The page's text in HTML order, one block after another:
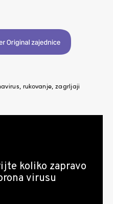
rukovanje zagrljaji
koliko zapravo
virusu